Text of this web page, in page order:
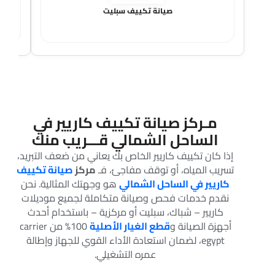
صيانة تكييف سبليت
مـركز صيانة تكييف كاريير في
الساحل الشمالي قـــريب منك
إذا كان تكييف كاريير الخاص بك يعاني من ضعف التبريد،
تسريب المياه، أو توقف مفاجئ، فـمركزصيانة تكييف
كاريير في الساحل الشماليهو وجهتك المثالية. نحن
نقدم خدمات فحص وصيانة متكاملة لجميع موديلات
كاريير – شباك، سبليت أو مركزية – باستخدام أحدث
أجهزة الصيانة وقطع الغيار الأصلية 100% من carrier
egypt، لضمان استعادة الأداء القوي للجهاز وإطالة
عمره التشغيلي.